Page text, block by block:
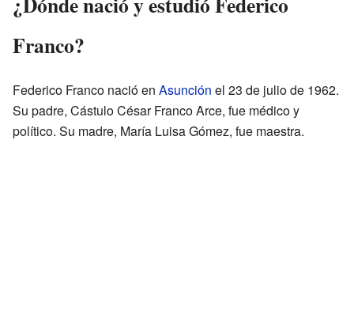
Franco?
Federico Franco nació en Asunción el 23 de julio de 1962.
Su padre, Cástulo César Franco Arce, fue médico y
político. Su madre, María Luisa Gómez, fue maestra.